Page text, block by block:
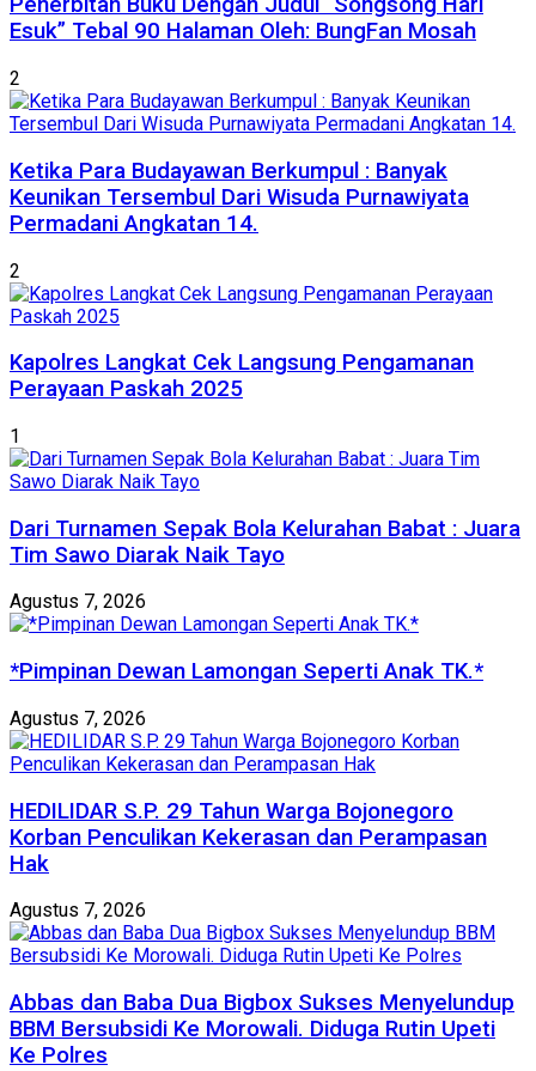
Penerbitan Buku Dengan Judul “Songsong Hari
Esuk” Tebal 90 Halaman Oleh: BungFan Mosah
2
Ketika Para Budayawan Berkumpul : Banyak
Keunikan Tersembul Dari Wisuda Purnawiyata
Permadani Angkatan 14.
2
Kapolres Langkat Cek Langsung Pengamanan
Perayaan Paskah 2025
1
Dari Turnamen Sepak Bola Kelurahan Babat : Juara
Tim Sawo Diarak Naik Tayo
Agustus 7, 2026
*Pimpinan Dewan Lamongan Seperti Anak TK.*
Agustus 7, 2026
HEDILIDAR S.P. 29 Tahun Warga Bojonegoro
Korban Penculikan Kekerasan dan Perampasan
Hak
Agustus 7, 2026
Abbas dan Baba Dua Bigbox Sukses Menyelundup
BBM Bersubsidi Ke Morowali. Diduga Rutin Upeti
Ke Polres